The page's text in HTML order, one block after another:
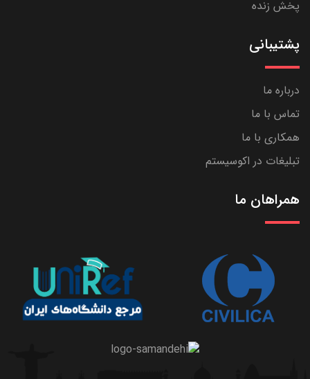
پخش زنده
پشتیبانی
درباره ما
تماس با ما
همکاری با ما
تبلیغات در اکوسیستم
همراهان ما